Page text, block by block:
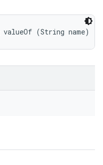
valueOf (String name)